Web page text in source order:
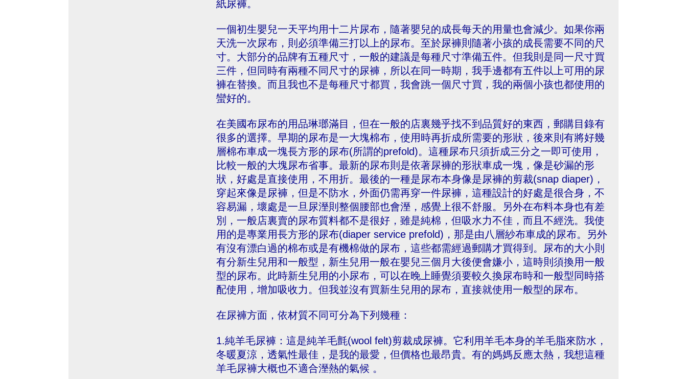
紙尿褲。
一個初生嬰兒一天平均用十二片尿布，隨著嬰兒的成長每天的用量也會減少。如果你兩
天洗一次尿布，則必須準備三打以上的尿布。至於尿褲則隨著小孩的成長需要不同的尺
寸。大部分的品牌有五種尺寸，一般的建議是每種尺寸準備五件。但我則是同一尺寸買
三件，但同時有兩種不同尺寸的尿褲，所以在同一時期，我手邊都有五件以上可用的尿
褲在替換。而且我也不是每種尺寸都買，我會跳一個尺寸買，我的兩個小孩也都使用的
蠻好的。
在美國布尿布的用品琳瑯滿目，但在一般的店裏幾乎找不到品質好的東西，郵購目錄有
很多的選擇。早期的尿布是一大塊棉布，使用時再折成所需要的形狀，後來則有將好幾
層棉布車成一塊長方形的尿布(所謂的prefold)。這種尿布只須折成三分之一即可使用，
比較一般的大塊尿布省事。最新的尿布則是依著尿褲的形狀車成一塊，像是砂漏的形
狀，好處是直接使用，不用折。最後的一種是尿布本身像是尿褲的剪裁(snap diaper)，
穿起來像是尿褲，但是不防水，外面仍需再穿一件尿褲，這種設計的好處是很合身，不
容易漏，壞處是一旦尿溼則整個腰部也會溼，感覺上很不舒服。另外在布料本身也有差
別，一般店裏賣的尿布質料都不是很好，雖是純棉，但吸水力不佳，而且不經洗。我使
用的是專業用長方形的尿布(diaper service prefold)，那是由八層紗布車成的尿布。另外
有沒有漂白過的棉布或是有機棉做的尿布，這些都需經過郵購才買得到。尿布的大小則
有分新生兒用和一般型，新生兒用一般在嬰兒三個月大後便會嫌小，這時則須換用一般
型的尿布。此時新生兒用的小尿布，可以在晚上睡覺須要較久換尿布時和一般型同時搭
配使用，增加吸收力。但我並沒有買新生兒用的尿布，直接就使用一般型的尿布。
在尿褲方面，依材質不同可分為下列幾種：
1.純羊毛尿褲：這是純羊毛氈(wool felt)剪裁成尿褲。它利用羊毛本身的羊毛脂來防水，
冬暖夏涼，透氣性最佳，是我的最愛，但價格也最昂貴。有的媽媽反應太熱，我想這種
羊毛尿褲大概也不適合溼熱的氣候 。